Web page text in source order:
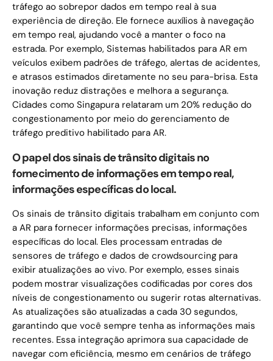
tráfego ao sobrepor dados em tempo real à sua
experiência de direção. Ele fornece auxílios à navegação
em tempo real, ajudando você a manter o foco na
estrada. Por exemplo, Sistemas habilitados para AR em
veículos exibem padrões de tráfego, alertas de acidentes,
e atrasos estimados diretamente no seu para-brisa. Esta
inovação reduz distrações e melhora a segurança.
Cidades como Singapura relataram um 20% redução do
congestionamento por meio do gerenciamento de
tráfego preditivo habilitado para AR.
O papel dos sinais de trânsito digitais no
fornecimento de informações em tempo real,
informações específicas do local.
Os sinais de trânsito digitais trabalham em conjunto com
a AR para fornecer informações precisas, informações
específicas do local. Eles processam entradas de
sensores de tráfego e dados de crowdsourcing para
exibir atualizações ao vivo. Por exemplo, esses sinais
podem mostrar visualizações codificadas por cores dos
níveis de congestionamento ou sugerir rotas alternativas.
As atualizações são atualizadas a cada 30 segundos,
garantindo que você sempre tenha as informações mais
recentes. Essa integração aprimora sua capacidade de
navegar com eficiência, mesmo em cenários de tráfego